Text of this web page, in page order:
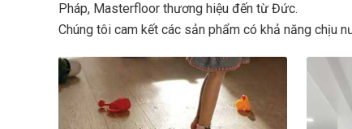
Pháp, Masterfloor thương hiệu đến từ Đức.
Chúng tôi cam kết các sản phẩm có khả năng chịu